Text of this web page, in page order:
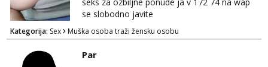
se slobodno javite
Kategorija: Sex Muška osoba traži žensku osobu
Par